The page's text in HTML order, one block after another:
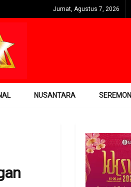
Jumat, Agustus 7, 2026
NUSANTARA SEREMONI